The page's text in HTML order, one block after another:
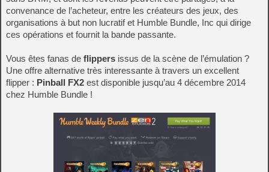
convenance de l’acheteur, entre les créateurs des jeux, des
organisations à but non lucratif et Humble Bundle, Inc qui dirige
ces opérations et fournit la bande passante.
Vous êtes fanas de flippers issus de la scène de l’émulation ?
Une offre alternative très interessante à travers un excellent
flipper : Pinball FX2 est disponible jusqu’au 4 décembre 2014
chez Humble Bundle !